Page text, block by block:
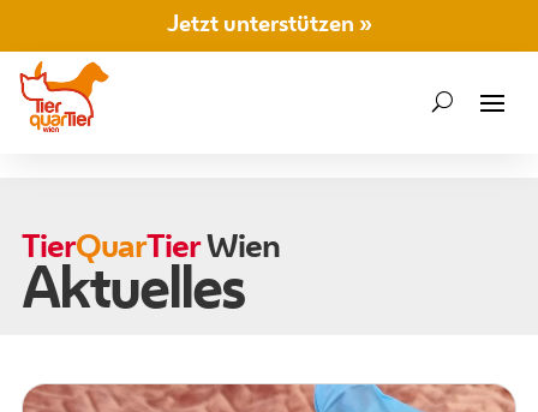
Jetzt unterstützen »
TierQuarTierWien
Aktuelles